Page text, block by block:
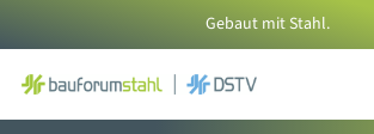
Inhalt
springen
Gebaut mit Stahl.